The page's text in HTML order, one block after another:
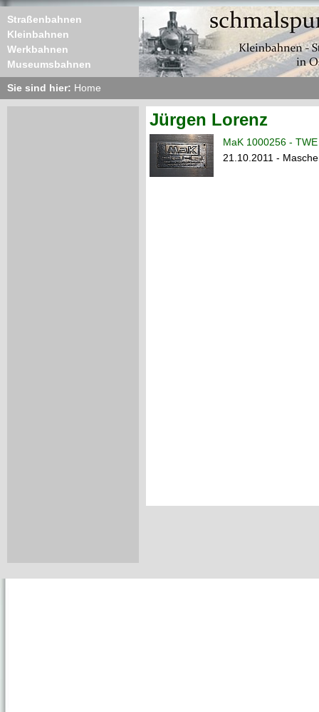
Straßenbahnen
Kleinbahnen
Werkbahnen
Museumsbahnen
Sie sind hier: Home
Jürgen Lorenz
MaK 1000256 -
21.10.2011 -